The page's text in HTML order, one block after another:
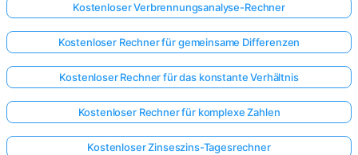
Kostenloser Verbrennungsanalyse-Rechner
Kostenloser Rechner für gemeinsame Differenzen
Kostenloser Rechner für das konstante Verhältnis
Kostenloser Rechner für komplexe Zahlen
Kostenloser Zinseszins-Tagesrechner